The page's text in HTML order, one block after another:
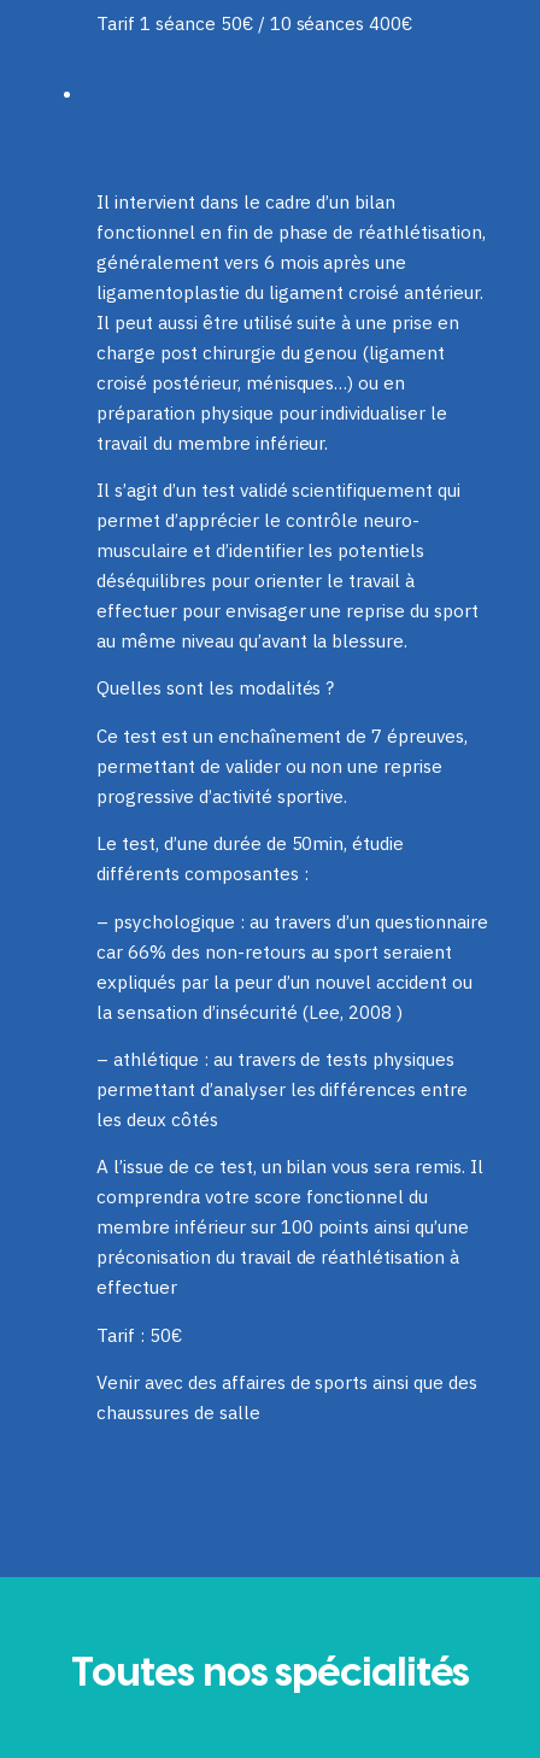
Tarif 1 séance 50€ / 10 séances 400€
Il intervient dans le cadre d’un bilan
fonctionnel en fin de phase de réathlétisation,
généralement vers 6 mois après une
ligamentoplastie du ligament croisé antérieur.
Il peut aussi être utilisé suite à une prise en
charge post chirurgie du genou (ligament
croisé postérieur, ménisques…) ou en
préparation physique pour individualiser le
travail du membre inférieur.
Il s’agit d’un test validé scientifiquement qui
permet d’apprécier le contrôle neuro-
musculaire et d’identifier les potentiels
déséquilibres pour orienter le travail à
effectuer pour envisager une reprise du sport
au même niveau qu’avant la blessure.
Quelles sont les modalités ?
Ce test est un enchaînement de 7 épreuves,
permettant de valider ou non une reprise
progressive d’activité sportive.
Le test, d’une durée de 50min, étudie
différents composantes :
– psychologique : au travers d’un questionnaire
car 66% des non-retours au sport seraient
expliqués par la peur d’un nouvel accident ou
la sensation d’insécurité (Lee, 2008 )
– athlétique : au travers de tests physiques
permettant d’analyser les différences entre
les deux côtés
A l’issue de ce test, un bilan vous sera remis. Il
comprendra votre score fonctionnel du
membre inférieur sur 100 points ainsi qu’une
préconisation du travail de réathlétisation à
effectuer
Tarif : 50€
Venir avec des affaires de sports ainsi que des
chaussures de salle
Toutes nos spécialités